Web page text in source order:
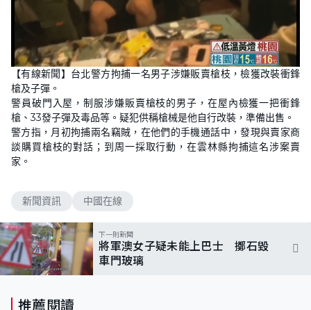
【有線新聞】台北警方拘捕一名男子涉嫌販賣槍枝，檢獲改裝衝鋒
槍及子彈。
警員破門入屋，制服涉嫌販賣槍枝的男子，在屋內檢獲一把衝鋒
槍、33發子彈及毒品等。疑犯供稱槍械是他自行改裝，準備出售。
警方指，月初拘捕兩名竊賊，在他們的手機通話中，發現與賣家商
談購買槍枝的對話；到周一採取行動，在雲林縣拘捕這名涉案賣
家。
新聞資訊 中國在線
下一則新聞
將軍澳女子疑未能上巴士 擲石毀
車門玻璃
推薦閱讀